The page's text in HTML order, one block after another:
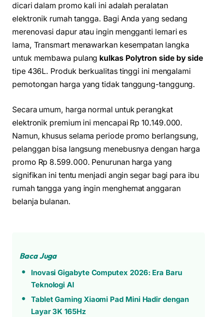
dicari dalam promo kali ini adalah peralatan
elektronik rumah tangga. Bagi Anda yang sedang
merenovasi dapur atau ingin mengganti lemari es
lama, Transmart menawarkan kesempatan langka
untuk membawa pulang kulkas Polytron side by side
tipe 436L. Produk berkualitas tinggi ini mengalami
pemotongan harga yang tidak tanggung-tanggung.
Secara umum, harga normal untuk perangkat
elektronik premium ini mencapai Rp 10.149.000.
Namun, khusus selama periode promo berlangsung,
pelanggan bisa langsung menebusnya dengan harga
promo Rp 8.599.000. Penurunan harga yang
signifikan ini tentu menjadi angin segar bagi para ibu
rumah tangga yang ingin menghemat anggaran
belanja bulanan.
Baca Juga
Inovasi Gigabyte Computex 2026: Era Baru
Teknologi AI
Tablet Gaming Xiaomi Pad Mini Hadir dengan
Layar 3K 165Hz